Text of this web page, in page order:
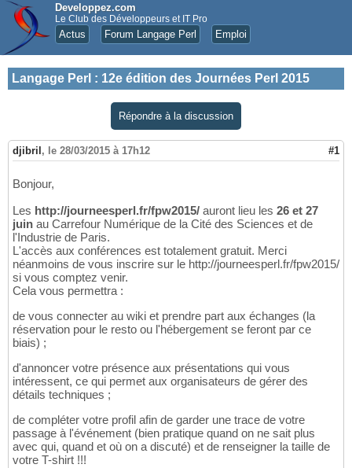
Developpez.com
Le Club des Développeurs et IT Pro
Actus Forum Langage Perl Emploi
Langage Perl : 12e édition des Journées Perl 2015
Répondre à la discussion
djibril , le 28/03/2015 à 17h12 #1
Bonjour,
Les http://journeesperl.fr/fpw2015/ auront lieu les 26 et 27
juin au Carrefour Numérique de la Cité des Sciences et de
l'Industrie de Paris.
L'accès aux conférences est totalement gratuit. Merci
néanmoins de vous inscrire sur le http://journeesperl.fr/fpw2015/
si vous comptez venir.
Cela vous permettra :
de vous connecter au wiki et prendre part aux échanges (la
réservation pour le resto ou l'hébergement se feront par ce
biais) ;
d'annoncer votre présence aux présentations qui vous
intéressent, ce qui permet aux organisateurs de gérer des
détails techniques ;
de compléter votre profil afin de garder une trace de votre
passage à l'événement (bien pratique quand on ne sait plus
avec qui, quand et où on a discuté) et de renseigner la taille de
votre T-shirt !!!